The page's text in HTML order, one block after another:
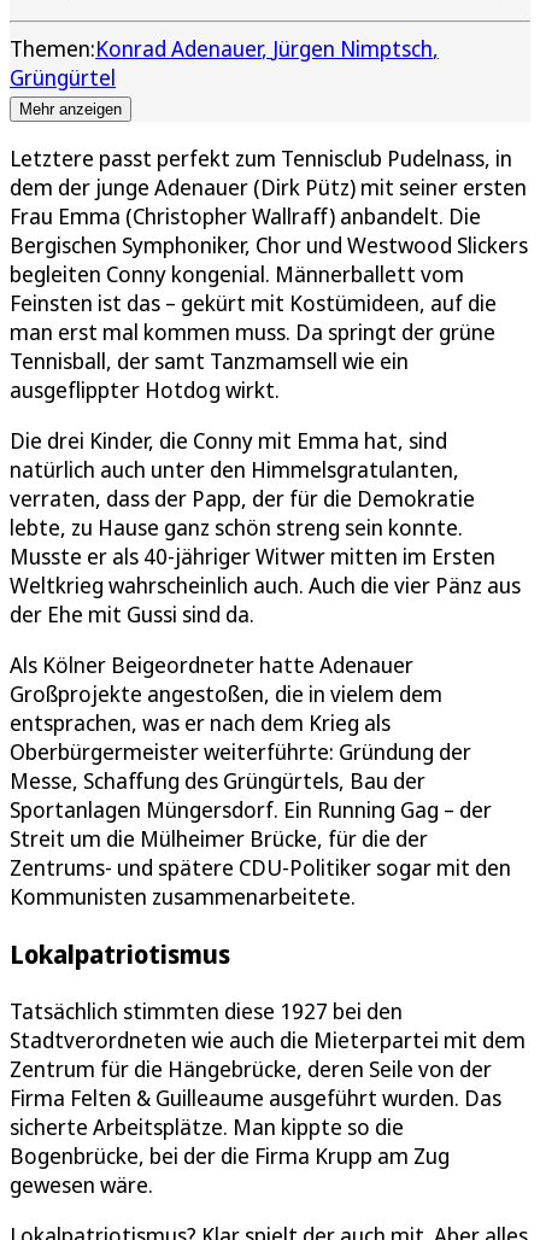
Themen:Konrad Adenauer Jürgen Nimptsch
Grüngürtel
Mehr anzeigen
Letztere passt perfekt zum Tennisclub Pudelnass, in
dem der junge Adenauer (Dirk Pütz) mit seiner ersten
Frau Emma (Christopher Wallraff) anbandelt. Die
Bergischen Symphoniker, Chor und Westwood Slickers
begleiten Conny kongenial. Männerballett vom
Feinsten ist das – gekürt mit Kostümideen, auf die
man erst mal kommen muss. Da springt der grüne
Tennisball, der samt Tanzmamsell wie ein
ausgeflippter Hotdog wirkt.
Die drei Kinder, die Conny mit Emma hat, sind
natürlich auch unter den Himmelsgratulanten,
verraten, dass der Papp, der für die Demokratie
lebte, zu Hause ganz schön streng sein konnte.
Musste er als 40-jähriger Witwer mitten im Ersten
Weltkrieg wahrscheinlich auch. Auch die vier Pänz aus
der Ehe mit Gussi sind da.
Als Kölner Beigeordneter hatte Adenauer
Großprojekte angestoßen, die in vielem dem
entsprachen, was er nach dem Krieg als
Oberbürgermeister weiterführte: Gründung der
Messe, Schaffung des Grüngürtels, Bau der
Sportanlagen Müngersdorf. Ein Running Gag – der
Streit um die Mülheimer Brücke, für die der
Zentrums- und spätere CDU-Politiker sogar mit den
Kommunisten zusammenarbeitete.
Lokalpatriotismus
Tatsächlich stimmten diese 1927 bei den
Stadtverordneten wie auch die Mieterpartei mit dem
Zentrum für die Hängebrücke, deren Seile von der
Firma Felten & Guilleaume ausgeführt wurden. Das
sicherte Arbeitsplätze. Man kippte so die
Bogenbrücke, bei der die Firma Krupp am Zug
gewesen wäre.